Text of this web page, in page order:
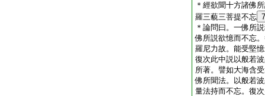
＊ 經欲聞十方諸佛
羅三藐三菩提不忘 7
＊ 論問曰。一佛所
佛所説欲憶而不忘
羅尼力故。能受堅
復次此中説以般若
所著。譬如大海含
佛所聞法。以般若
量法持而不忘。復